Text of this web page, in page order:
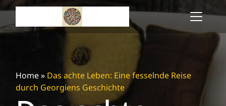
Skip
content
Home» Das achte Leben: Eine fesselnde Reise
durch Georgiens Geschichte